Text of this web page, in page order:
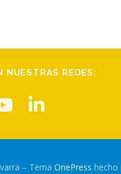
REDES:
– Tema OnePress hecho